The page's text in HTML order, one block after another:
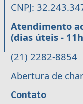
CNPJ:
Atendimento
(dias úteis -
(21) 2282-8854
Abertura de
Contato